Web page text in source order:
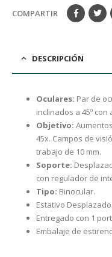
COMPARTIR
DESCRIPCIÓN
Oculares: Par de
inclinados a 45º
Objetivo:
45x. Campos de
trabajo de 10 mm.
Soporte:
con regulador de
Tipo: Binocular.
Estativo Desplazado.
Entregado con 1
Embalaje de